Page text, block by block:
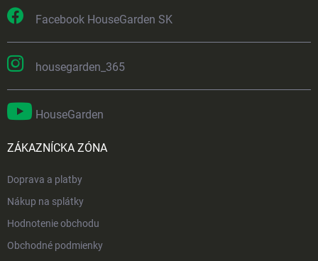
Facebook HouseGarden SK
housegarden_365
HouseGarden
ZÁKAZNÍCKA ZÓNA
Doprava a platby
Nákup na splátky
Hodnotenie obchodu
Obchodné podmienky